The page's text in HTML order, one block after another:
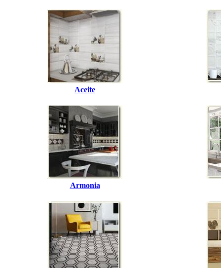
Aceite
Armonia